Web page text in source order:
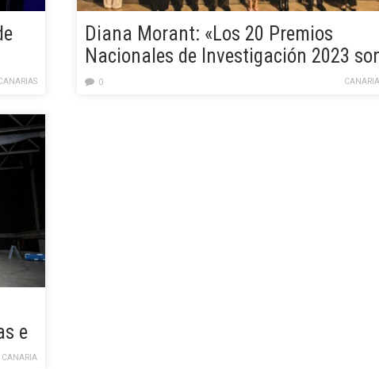
Diana Morant: «Los 20 Premios
Nacionales de Investigación 2023
los arquitectos de nuestro mejor
0
e
CANARIA